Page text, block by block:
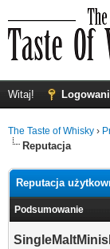
Witaj!
The Taste of Whisky ›
Reputacja
Reputacja
Podsumowanie